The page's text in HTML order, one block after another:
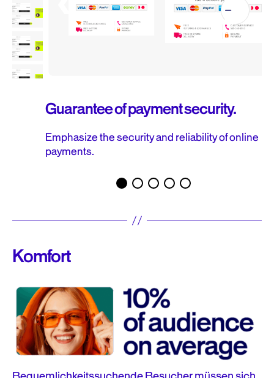
Guarantee of payment security.
Emphasize the security and reliability of online
payments.
Komfort